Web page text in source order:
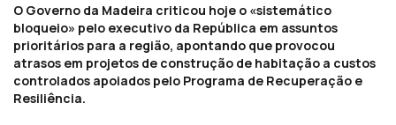
O Governo da Madeira criticou hoje o «sistemático
bloqueio» pelo executivo da República em assuntos
prioritários para a região, apontando que provocou
atrasos em projetos de construção de habitação a custos
controlados apoiados pelo Programa de Recuperação e
Resiliência.